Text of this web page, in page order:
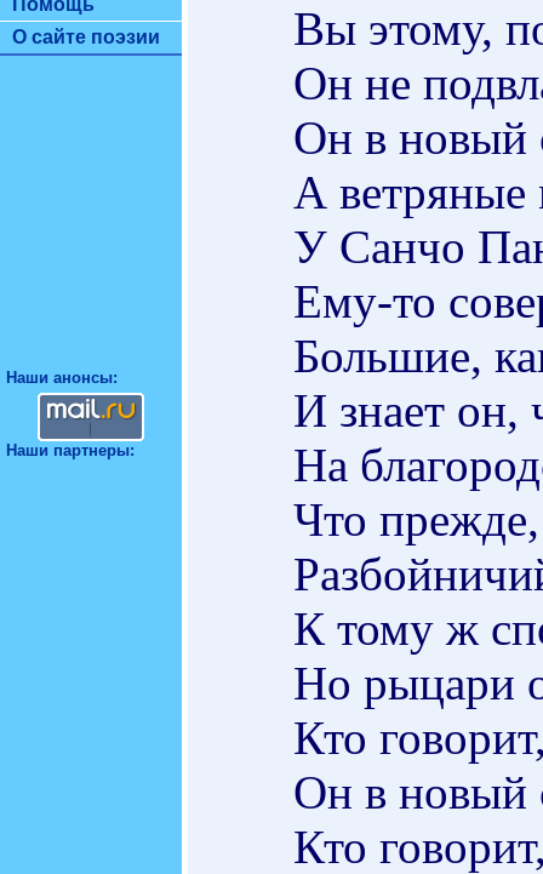
Помощь
О сайте поэзии
Наши анонсы:
Наши партнеры:
Вы этому,
Он не
Он в новый
А ветряные
У Санчо
Ему-то
Большие,
И знает он,
На
Что
К тому ж
Но рыцари
Кто
Он в новый
Кто